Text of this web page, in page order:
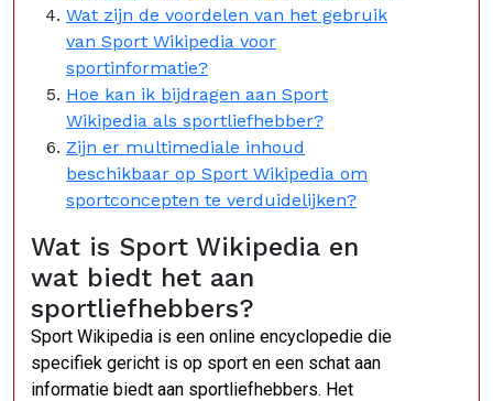
Wat zijn de voordelen van het gebruik
van Sport Wikipedia voor
sportinformatie?
Hoe kan ik bijdragen aan Sport
Wikipedia als sportliefhebber?
Zijn er multimediale inhoud
beschikbaar op Sport Wikipedia om
sportconcepten te verduidelijken?
Wat is Sport Wikipedia en
wat biedt het aan
sportliefhebbers?
Sport Wikipedia is een online encyclopedie die
specifiek gericht is op sport en een schat aan
informatie biedt aan sportliefhebbers. Het